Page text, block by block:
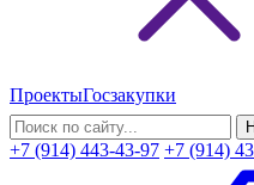
ПроектыГосзакупки
+7 (914) 443-43-97 +7 (914)